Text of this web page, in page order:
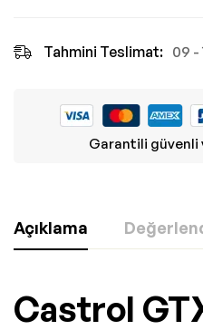
Tahmini Teslimat: 09 -
Garantili güvenli
Açıklama
Castrol